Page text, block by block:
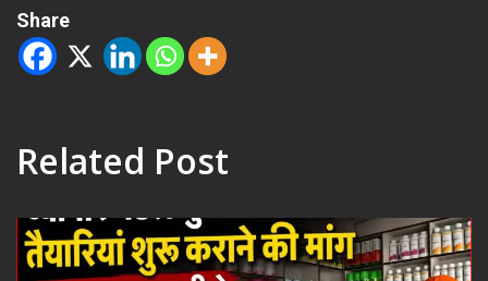
Share
Related Post